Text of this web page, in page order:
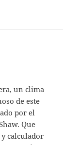
un clima
de este
por el
Que
calculador